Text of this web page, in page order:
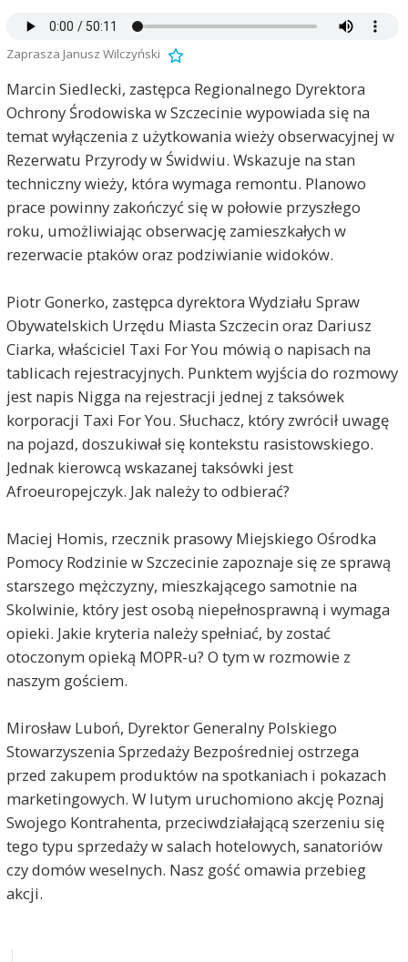
Zaprasza Janusz Wilczyński
Marcin Siedlecki, zastępca Regionalnego Dyrektora
Ochrony Środowiska w Szczecinie wypowiada się na
temat wyłączenia z użytkowania wieży obserwacyjnej w
Rezerwatu Przyrody w Świdwiu. Wskazuje na stan
techniczny wieży, która wymaga remontu. Planowo
prace powinny zakończyć się w połowie przyszłego
roku, umożliwiając obserwację zamieszkałych w
rezerwacie ptaków oraz podziwianie widoków.
Piotr Gonerko, zastępca dyrektora Wydziału Spraw
Obywatelskich Urzędu Miasta Szczecin oraz Dariusz
Ciarka, właściciel Taxi For You mówią o napisach na
tablicach rejestracyjnych. Punktem wyjścia do rozmowy
jest napis Nigga na rejestracji jednej z taksówek
korporacji Taxi For You. Słuchacz, który zwrócił uwagę
na pojazd, doszukiwał się kontekstu rasistowskiego.
Jednak kierowcą wskazanej taksówki jest
Afroeuropejczyk. Jak należy to odbierać?
Maciej Homis, rzecznik prasowy Miejskiego Ośrodka
Pomocy Rodzinie w Szczecinie zapoznaje się ze sprawą
starszego mężczyzny, mieszkającego samotnie na
Skolwinie, który jest osobą niepełnosprawną i wymaga
opieki. Jakie kryteria należy spełniać, by zostać
otoczonym opieką MOPR-u? O tym w rozmowie z
naszym gościem.
Mirosław Luboń, Dyrektor Generalny Polskiego
Stowarzyszenia Sprzedaży Bezpośredniej ostrzega
przed zakupem produktów na spotkaniach i pokazach
marketingowych. W lutym uruchomiono akcję Poznaj
Swojego Kontrahenta, przeciwdziałającą szerzeniu się
tego typu sprzedaży w salach hotelowych, sanatoriów
czy domów weselnych. Nasz gość omawia przebieg
akcji.